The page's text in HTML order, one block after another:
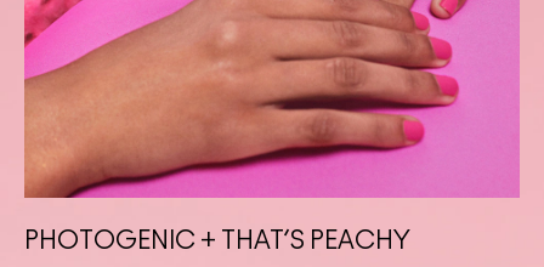
PHOTOGENIC + THAT’S PEACHY